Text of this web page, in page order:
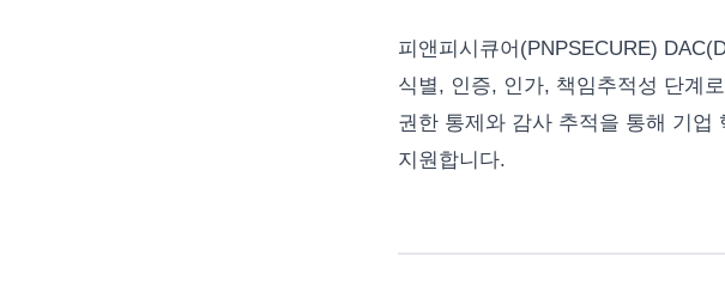
피앤피시큐어(PNPSECURE)
식별, 인증, 인가, 책임추적성 단계
권한 통제와 감사 추적을 통해 기업
지원합니다.